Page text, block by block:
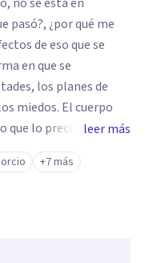
pasó?, ¿por qué me
de eso que se
en que se
los planes de
miedos. El cuerpo
que lo precipita a
Algunas personas
en cuando, en la
¿tendrá que ver esto
es difícil hablar con
por la misma duda
leer más
+7 más